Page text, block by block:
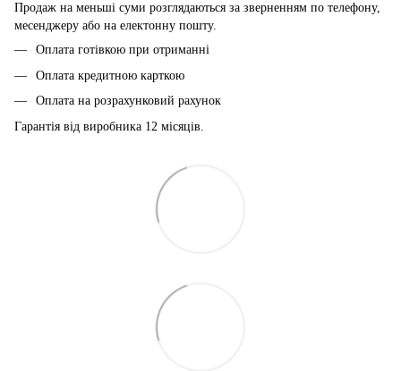
Продаж на меньші суми розглядаються за зверненням по телефону,
месенджеру або на електонну пошту.
Оплата готівкою при отриманні
Оплата кредитною карткою
Оплата на розрахунковий рахунок
Гарантія від виробника 12 місяців.